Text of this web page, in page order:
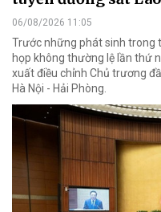
06/08/2026 11:05
Trước những phát sinh trong
họp không thường lệ lần thứ
xuất điều chỉnh Chủ trương
Hà Nội - Hải Phòng.